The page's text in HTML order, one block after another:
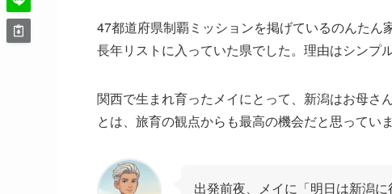
47都道府県制覇ミッションを掲げているのんたん
長年リストに入っていた県でした。理由はシンプル
関西で生まれ育ったメイにとって、新潟はお母さ
とは、旅育の観点からも最高の機会だと思っていま
出発前夜、メイに「明日は新潟